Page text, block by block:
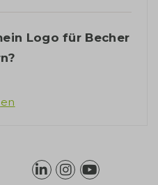
Logo für Becher